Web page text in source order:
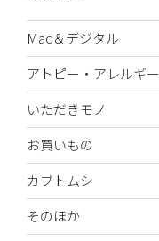
Mac＆デジタル
アトピー・アレルギー
いただきモノ
お買いもの
カブトムシ
そのほか